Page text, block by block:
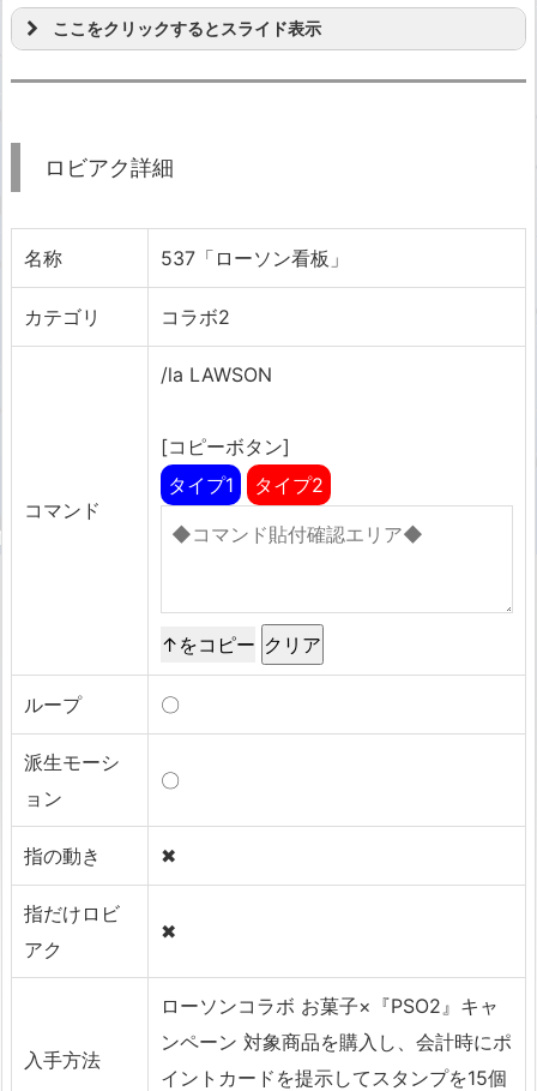
ここをクリックするとスライド表示
ロビアク詳細
名称 537「ローソン看板」
カテゴリ コラボ2
コマンド
/la LAWSON
[コピーボタン]
タイプ1
タイプ2
↑をコピー
ループ 〇
派生モーシ
ョン
〇
指の動き ✖
指だけロビ
アク
✖
入手方法
ローソンコラボ お菓子×『PSO2』キャ
ンペーン 対象商品を購入し、会計時にポ
イントカードを提示してスタンプを15個